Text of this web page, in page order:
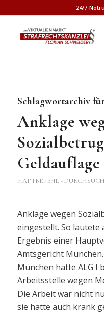
24/7-
Schlagwortarchiv
Anklage
HAFTBEFEHL -
Anklage wegen
eingestellt. So lautete
Ergebnis einer
Amtsgericht
München hatte ALG I
Arbeitsstelle wegen
Die Arbeit war nicht
sie hatte auch krank